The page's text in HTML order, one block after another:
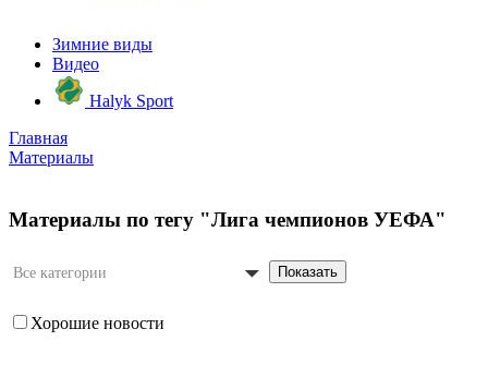
Зимние виды
Видео
Halyk Sport
Главная
Материалы
Материалы по тегу "Лига чемпионов УЕФА"
Все категории Показать
Хорошие новости